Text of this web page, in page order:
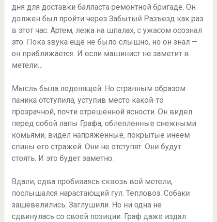
дня для доставки балласта ремонтной бригаде. Он
должен был пройти через Забытый Разъезд как раз
в этот час. Артем, лежа на шпалах, с ужасом осознал
это. Пока звука ещё не было слышно, но он знал —
он приближается. И если машинист не заметит в
метели…
Мысль была леденящей. Но странным образом
паника отступила, уступив место какой-то
прозрачной, почти отрешённой ясности. Он видел
перед собой лапы Графа, облепленные снежными
комьями, видел напряжённые, покрытые инеем
спины его стражей. Они не отступят. Они будут
стоять. И это будет заметно.
Вдали, едва пробиваясь сквозь вой метели,
послышался нарастающий гул. Тепловоз. Собаки
зашевелились. Заглушили. Но ни одна не
сдвинулась со своей позиции. Граф даже издал